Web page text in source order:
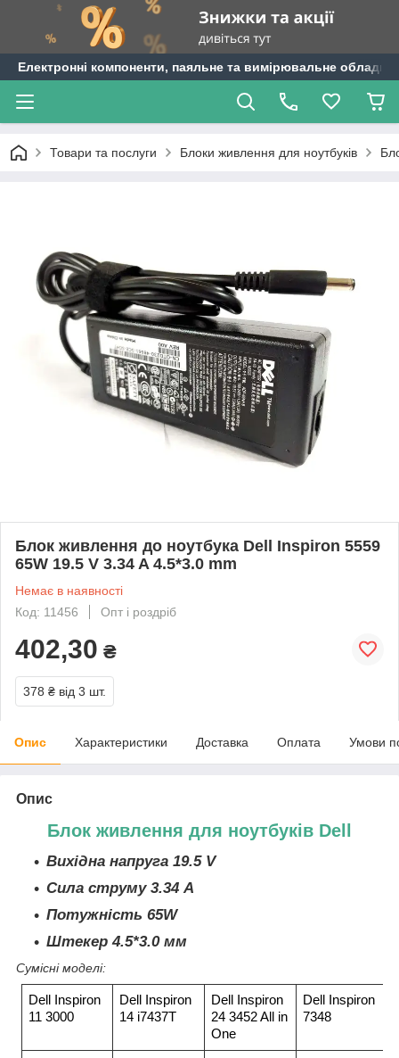
Електронні компоненти, паяльне та вимірювальне
Товари та послуги Блоки живлення для ноутбуків
Блок живлення до ноутбука Dell Inspiron 5559
65W 19.5 V 3.34 A 4.5*3.0 mm
Немає в наявності
Код: 11456
Опт і роздріб
402,30 ₴
378 ₴ від 3 шт.
Опис Характеристики Доставка Оплата Умови
Опис
Блок живлення для ноутбуків Dell
Вихідна напруга 19.5 V
Сила струму 3.34 A
Потужність 65W
Штекер 4.5*3.0 мм
Сумісні моделі:
Dell Inspiron
11 3000
Dell Inspiron
14 i7437T
Dell Inspiron
24 3452 All in
One
Dell Inspiron
7348